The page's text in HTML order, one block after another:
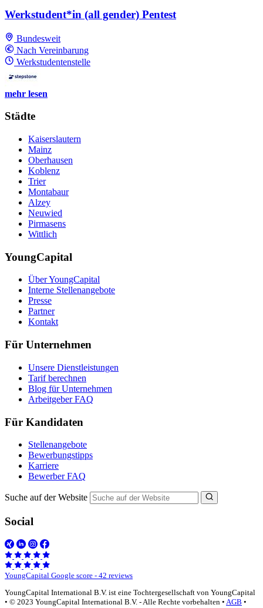
Werkstudent*in (all gender) Pentest
Bundesweit
Nach Vereinbarung
Werkstudentenstelle
mehr lesen
Städte
Kaiserslautern
Mainz
Oberhausen
Koblenz
Trier
Montabaur
Alzey
Neuwied
Pirmasens
Wittlich
YoungCapital
Über YoungCapital
Interne Stellenangebote
Presse
Partner
Kontakt
Für Unternehmen
Unsere Dienstleistungen
Tarif berechnen
Blog für Unternehmen
Arbeitgeber FAQ
Für Kandidaten
Stellenangebote
Bewerbungstipps
Karriere
Bewerber FAQ
Suche auf der Website
Social
YoungCapital Google score - 42 reviews
YoungCapital International B.V. ist eine Tochtergesellschaft von YoungCapital
• © 2023 YoungCapital International B.V. - Alle Rechte vorbehalten • AGB •